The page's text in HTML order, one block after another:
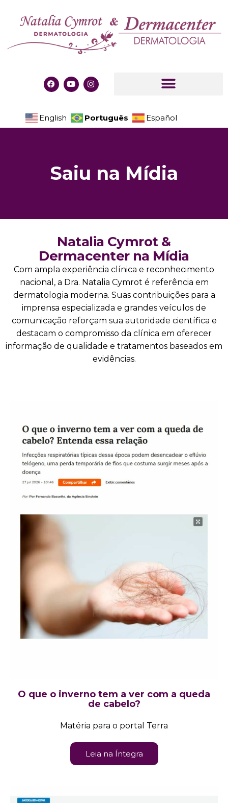
English Português Español
Saiu na Mídia
Natalia Cymrot &
Dermacenter na Mídia
Com ampla experiência clínica e reconhecimento
nacional, a Dra. Natalia Cymrot é referência em
dermatologia moderna. Suas contribuições para a
imprensa especializada e grandes veículos de
comunicação reforçam sua autoridade científica e
destacam o compromisso da clínica em oferecer
informação de qualidade e tratamentos baseados em
evidências.
O que o inverno tem a ver com a queda
de cabelo?
Matéria para o portal Terra
Leia na Íntegra